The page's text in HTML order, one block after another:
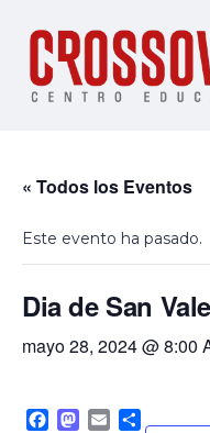
« Todos los Eventos
Este evento ha pasado.
Dia de San
mayo 28, 2024 @ 8:00
Facebook
Mastodon
Email